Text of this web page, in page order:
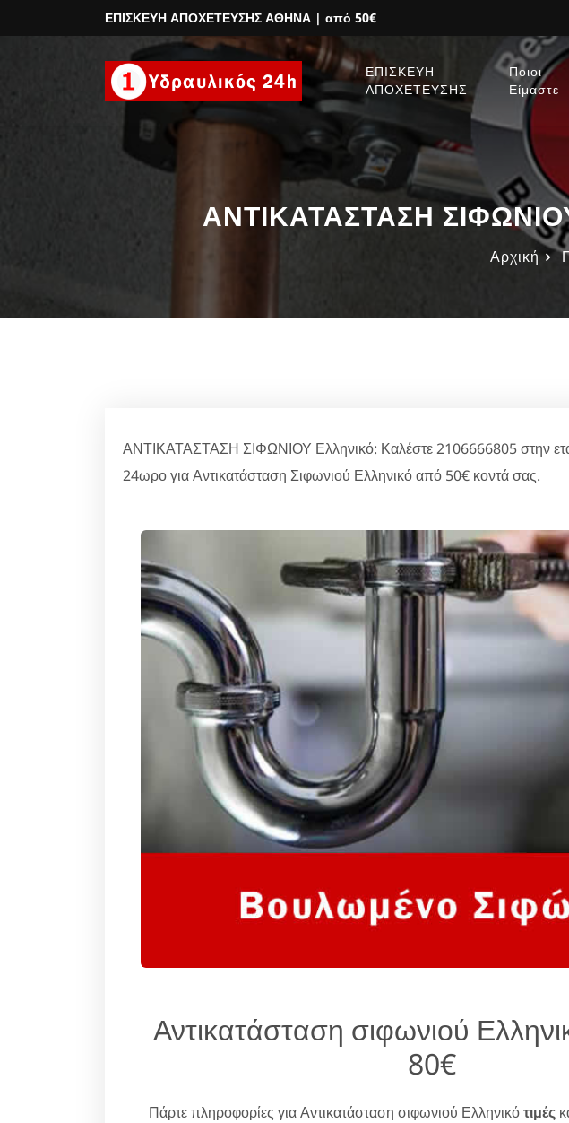
ΕΠΙΣΚΕΥΗ ΑΠΟΧΕΤΕΥΣΗΣ ΑΘΗΝΑ | από 50€
ΕΠΙΣΚΕΥΗ
ΑΠΟΧΕΤΕΥΣΗΣ
Ποιοι
Είμαστε
ΑΝΤΙΚΑΤΑΣΤΑΣΗ
Αρχική
ΑΝΤΙΚΑΤΑΣΤΑΣΗ ΣΙΦΩΝΙΟΥ Ελληνικό: Καλέστε 2106666805 στην
24ωρο για Αντικατάσταση Σιφωνιού Ελληνικό από 50€ κοντά σας.
Αντικατάσταση σιφωνιού
80€
Πάρτε πληροφορίες για Αντικατάσταση σιφωνιού Ελληνικότιμές